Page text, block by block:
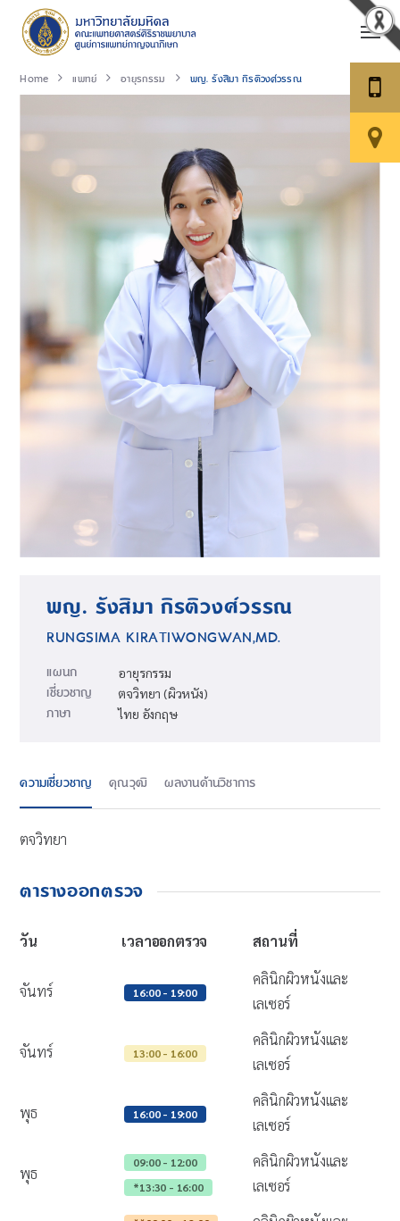
Home แพทย์ อายุรกรรม พญ. รังสิมา กิรติวงศ์วรรณ
พญ. รังสิมา กิรติวงศ์วรรณ
RUNGSIMA KIRATIWONGWAN,MD.
แผนก อายุรกรรม
เชี่ยวชาญ ตจวิทยา (ผิวหนัง)
ภาษา ไทย อังกฤษ
ความเชี่ยวชาญ คุณวุฒิ ผลงานด้านวิชาการ
ตจวิทยา
ตารางออกตรวจ
วัน เวลาออกตรวจ สถานที่
จันทร์ 16:00 - 19:00
คลินิกผิวหนังและ
เลเซอร์
จันทร์ 13:00 - 16:00
คลินิกผิวหนังและ
เลเซอร์
พุธ 16:00 - 19:00
คลินิกผิวหนังและ
เลเซอร์
พุธ
09:00 - 12:00
*13:30 - 16:00
คลินิกผิวหนังและ
เลเซอร์